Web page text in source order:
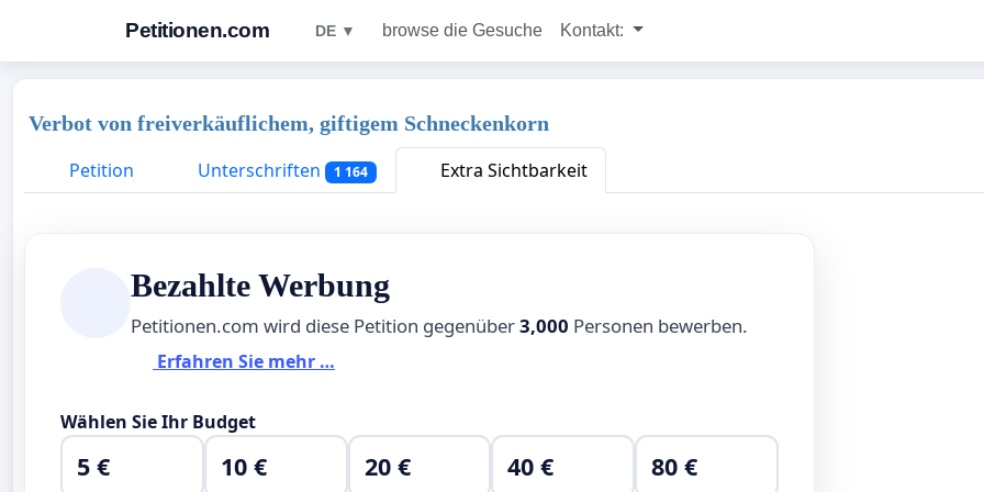
Petitionen.com DE ▼ browse die Gesuche Kontakt:
Verbot von freiverkäuflichem, giftigem Schneckenkorn
Petition
Unterschriften 1 164 Extra Sichtbarkeit
Bezahlte Werbung
Petitionen.com wird diese Petition gegenüber3,000 Personen bewerben.
Erfahren Sie mehr …
Wählen Sie Ihr Budget
5 € 10 € 20 € 40 € 80 €